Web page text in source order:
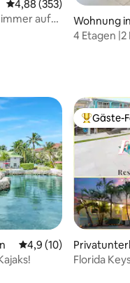
Durchschnittliche
4,88 (353)
auf
Wohnung
4 Etagen
Durchschnittliche
4,9 (10)
Beliebter
Gäste-
n
Florida